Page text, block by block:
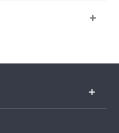
vyměnitelné
lze je lehce